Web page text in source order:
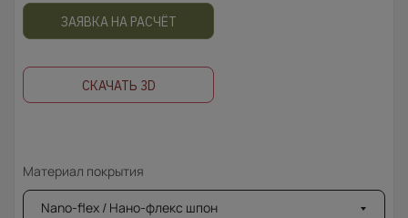
ЗАЯВКА НА РАСЧЁТ
СКАЧАТЬ 3D
Материал покрытия
Nano-flex / Нано-флекс шпон